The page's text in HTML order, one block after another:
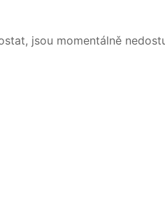
jsou momentálně